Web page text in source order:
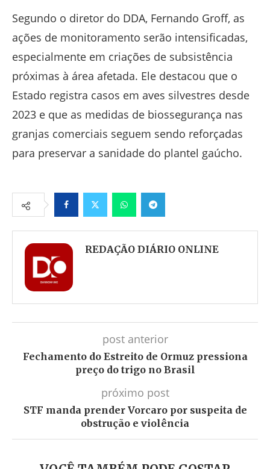
Segundo o diretor do DDA, Fernando Groff, as
ações de monitoramento serão intensificadas,
especialmente em criações de subsistência
próximas à área afetada. Ele destacou que o
Estado registra casos em aves silvestres desde
2023 e que as medidas de biossegurança nas
granjas comerciais seguem sendo reforçadas
para preservar a sanidade do plantel gaúcho.
FacebookTwitter WhatsappTelegram
REDAÇÃO DIÁRIO ONLINE
post anterior
Fechamento do Estreito de Ormuz pressiona
preço do trigo no Brasil
próximo post
STF manda prender Vorcaro por suspeita de
obstrução e violência